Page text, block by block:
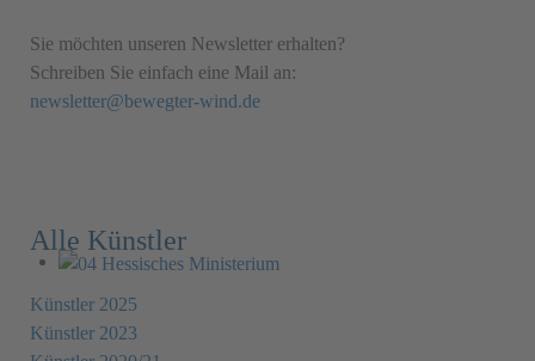
Sie möchten unseren Newsletter erhalten?
Schreiben Sie einfach eine Mail an:
newsletter@bewegter-wind.de
Alle Künstler
Künstler 2025
Künstler 2023